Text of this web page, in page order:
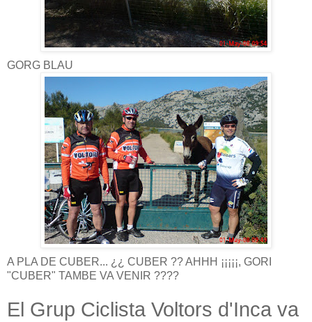
GORG BLAU
A PLA DE CUBER... ¿¿ CUBER ?? AHHH ¡¡¡¡¡, GORI
"CUBER" TAMBE VA VENIR ????
El Grup Ciclista Voltors d'Inca va